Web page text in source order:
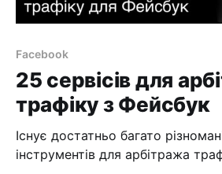
Facebook
25 сервісів для
трафіку з Фейсбук
Існує достатньо багато
інструментів для арбітража